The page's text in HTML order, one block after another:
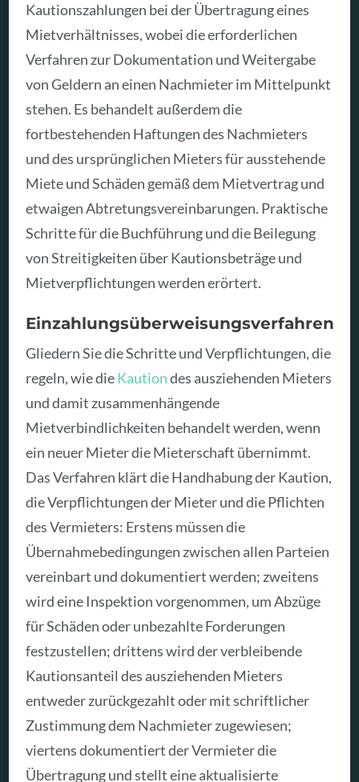
Kautionszahlungen bei der Übertragung eines
Mietverhältnisses, wobei die erforderlichen
Verfahren zur Dokumentation und Weitergabe
von Geldern an einen Nachmieter im Mittelpunkt
stehen. Es behandelt außerdem die
fortbestehenden Haftungen des Nachmieters
und des ursprünglichen Mieters für ausstehende
Miete und Schäden gemäß dem Mietvertrag und
etwaigen Abtretungsvereinbarungen. Praktische
Schritte für die Buchführung und die Beilegung
von Streitigkeiten über Kautionsbeträge und
Mietverpflichtungen werden erörtert.
Einzahlungsüberweisungsverfahren
Gliedern Sie die Schritte und Verpflichtungen, die
regeln, wie dieKautiondes ausziehenden Mieters
und damit zusammenhängende
Mietverbindlichkeiten behandelt werden, wenn
ein neuer Mieter die Mieterschaft übernimmt.
Das Verfahren klärt die Handhabung der Kaution,
die Verpflichtungen der Mieter und die Pflichten
des Vermieters: Erstens müssen die
Übernahmebedingungen zwischen allen Parteien
vereinbart und dokumentiert werden; zweitens
wird eine Inspektion vorgenommen, um Abzüge
für Schäden oder unbezahlte Forderungen
festzustellen; drittens wird der verbleibende
Kautionsanteil des ausziehenden Mieters
entweder zurückgezahlt oder mit schriftlicher
Zustimmung dem Nachmieter zugewiesen;
viertens dokumentiert der Vermieter die
Übertragung und stellt eine aktualisierte